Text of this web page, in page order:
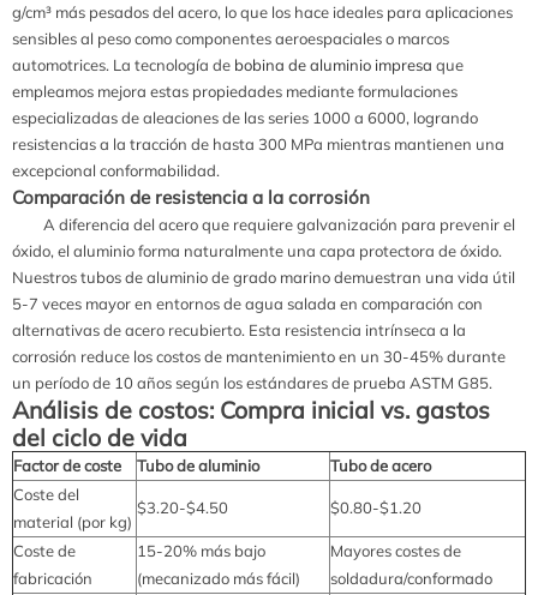
g/cm³ más pesados del acero, lo que los hace ideales para aplicaciones
sensibles al peso como componentes aeroespaciales o marcos
automotrices. La tecnología de bobina de aluminio impresa que
empleamos mejora estas propiedades mediante formulaciones
especializadas de aleaciones de las series 1000 a 6000, logrando
resistencias a la tracción de hasta 300 MPa mientras mantienen una
excepcional conformabilidad.
Comparación de resistencia a la corrosión
A diferencia del acero que requiere galvanización para prevenir el
óxido, el aluminio forma naturalmente una capa protectora de óxido.
Nuestros tubos de aluminio de grado marino demuestran una vida útil
5-7 veces mayor en entornos de agua salada en comparación con
alternativas de acero recubierto. Esta resistencia intrínseca a la
corrosión reduce los costos de mantenimiento en un 30-45% durante
un período de 10 años según los estándares de prueba ASTM G85.
Análisis de costos: Compra inicial vs. gastos
del ciclo de vida
Factor de coste Tubo de aluminio
Tubo de acero
Coste del
material (por kg)
$3.20-$4.50 $0.80-$1.20
Coste de
fabricación
15-20% más bajo
(mecanizado más fácil)
Mayores costes de
soldadura/conformado